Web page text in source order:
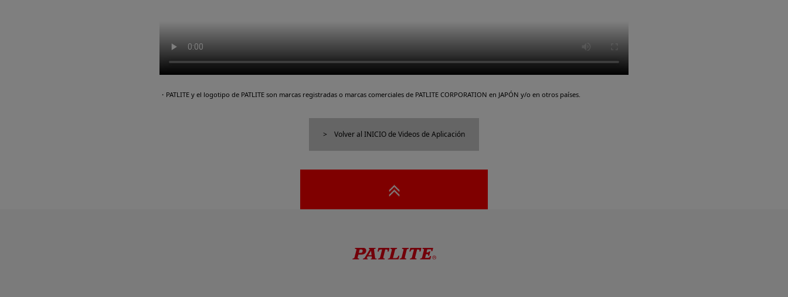
・PATLITE y el logotipo de PATLITE son marcas registradas o marcas comerciales de PATLITE CORPORATION en JAPÓN y/o en otros países.
Volver al INICIO de Videos de Aplicación